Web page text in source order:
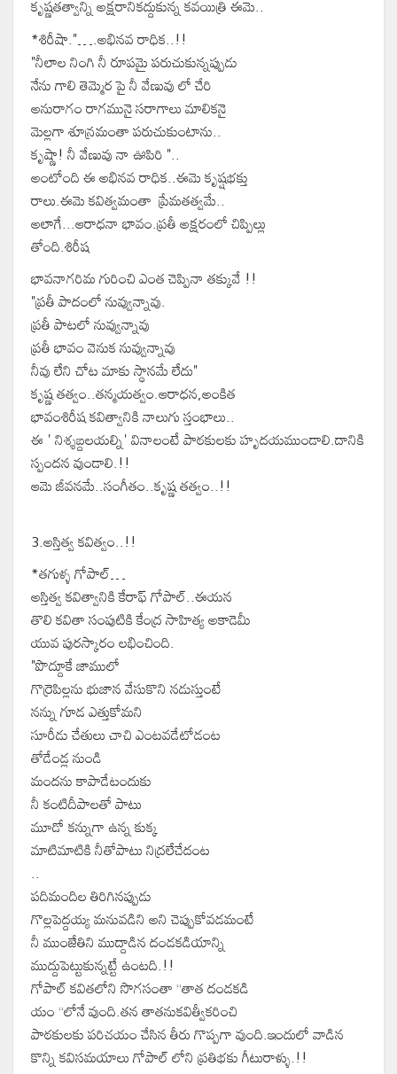
కృష్ణతత్వాన్ని అక్షరానికద్దుకున్న కవయిత్రి ఈమె..
*శిరీషా."….అభినవ రాధిక..!!
"నీలాల నింగి నీ రూపమై పరుచుకున్నప్పుడు
నేను గాలి తెమ్మెర పై నీ వేణువు లో చేరి
అనురాగం రాగమునై సరాగాలు మాలికనై
మెల్లగా శూన్రమంతా పరుచుకుంటాను..
కృష్ణా! నీ వేణువు నా ఊపిరి "..
అంటోంది ఈ అభినవ రాధిక..ఈమె కృష్షభక్తు
రాలు.ఈమె కవిత్వమంతా ప్రేమతత్వమే..
అలాగే...ఆరాధనా భావం.ప్రతీ అక్షరంలో చిప్పిల్లు
తోంది.శిరీష
భావనాగరిమ గురించి ఎంత చెప్పినా తక్కువే !!
"ప్రతీ పాదంలో నువ్వున్నావు.
ప్రతీ పాటలో నువ్వున్నావు
ప్రతీ భావం వెనుక నువ్వున్నావు
నీవు లేని చోట మాకు స్థానమే లేదు"
కృష్ణ తత్వం..తన్మయత్వం.ఆరాధన,అంకిత
భావంశిరీష కవిత్వానికి నాలుగు స్తంభాలు..
ఈ ' నిశ్శబ్దలయల్ని' వినాలంటే పాఠకులకు హృదయముండాలి.దానికి
స్పందన వుండాలి.!!
ఆమె జీవనమే..సంగీతం..కృష్ణ తత్వం..!!
3.అస్తిత్వ కవిత్వం..!!
*తగుళ్ళ గోపాల్…
అస్తిత్వ కవిత్వానికి కేరాఫ్ గోపాల్..ఈయన
తొలి కవితా సంపుటికి కేంద్ర సాహిత్య అకాడెమీ
యువ పురస్కారం లభించింది.‌
"పొద్దూకే జాములో
గొర్రెపిల్లను భుజాన వేసుకొని నడుస్తుంటే
నన్ను గూడ ఎత్తుకోమని
సూరీడు చేతులు చాచి ఎంటవడేటోడంట
తోడేండ్ల నుండి
మందను కాపాడేటందుకు
నీ కంటిదీపాలతో పాటు
మూడో కన్నుగా ఉన్న కుక్క
మాటిమాటికి నీతోపాటు నిద్రలేచేదంట
..
పదిమందిల తిరిగినప్పుడు
గొల్లపెద్దయ్య మనువడిని అని చెప్పుకోవడమంటే
నీ ముంజేతిని ముద్దాడిన దండకడియాన్ని
ముద్దుపెట్టుకున్నట్టే ఉంటది.!!
గోపాల్ కవితలోని సొగసంతా “తాత దండకడి
యం “లోనే వుంది.తన తాతనుకవిత్వీకరించి
పాఠకులకు పరిచయం చేసిన తీరు గొప్పగా వుంది.ఇందులో వాడిన
కొన్ని కవిసమయాలు గోపాల్ లోని ప్రతిభకు గీటురాళ్ళు.!!